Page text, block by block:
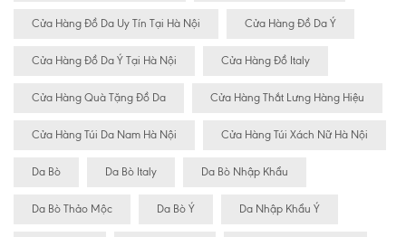
Cửa Hàng Đồ Da Uy Tín Tại Hà Nội Cửa Hàng Đồ Da Ý
Cửa Hàng Đồ Da Ý Tại Hà Nội Cửa Hàng Đồ Italy
Cửa Hàng Quà Tặng Đồ Da Cửa Hàng Thắt Lưng Hàng Hiệu
Cửa Hàng Túi Da Nam Hà Nội Cửa Hàng Túi Xách Nữ Hà Nội
Da Bò Da Bò Italy Da Bò Nhập Khẩu
Da Bò Thảo Mộc Da Bò Ý Da Nhập Khẩu Ý